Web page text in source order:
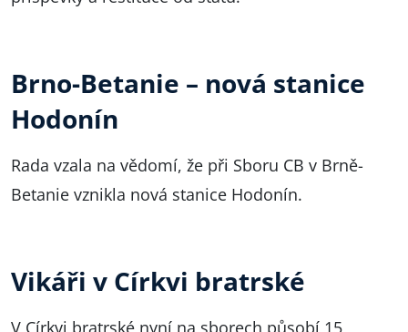
Brno-Betanie – nová stanice
Hodonín
Rada vzala na vědomí, že při Sboru CB v Brně-
Betanie vznikla nová stanice Hodonín.
Vikáři v Církvi bratrské
V Církvi bratrské nyní na sborech působí 15